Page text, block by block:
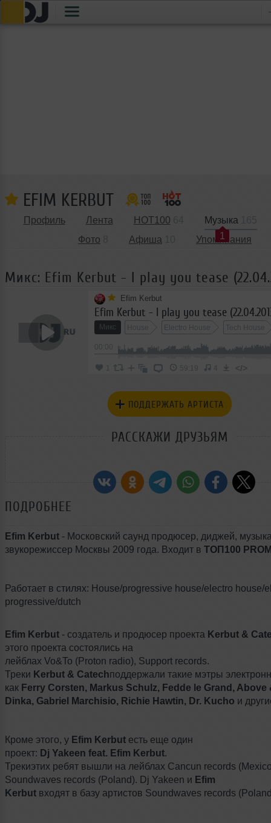
EFIM KERBUT
Профиль Лента HOT100
Музыка
1
Фото
Афиша Упоминания
Микс: Efim Kerbut - I play you tease
Efim Kerbut
Efim Kerbut - I play you tease
Микс House Electro House Tech House
Progressive House
59:19 </>
ПОДДЕРЖАТЬ АРТИСТА
РАССКАЖИ ДРУЗЬЯМ
ПОДРОБНЕЕ
Efim Kerbut - Московский саунд продюсер, диджей,
звукорежиссер Москвы 2009 года. Входит в ТОП 100
Работает в стилях: House/progressive house/electro house/
progressive/dutch
Efim Kerbut - создатель и продюсер проекта Kerbut &
этого проекта состоялись на
лейблах Vo&To (Proton radio), Support records.
Треки Kerbut & Catechподдержали такие мэтры
как Ferry Corsten, Markus Schulz, Fedde le Grand, Above
Dinka, Gabriel Marchisio, Richie Hawtin, Dr. Kucho и
Кроме этого, у Efim Kerbut есть еще один
проект: Dj Yakeen feat. Efim Kerbut.
Трекиэтих ребят вышли на лейблах Cancun records
Soundwaves records (Poland). Dj Yakeen и Efim
Kerbut входят в базу артистов Soundwaves records